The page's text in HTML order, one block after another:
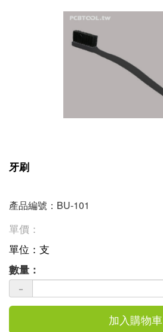
牙刷
產品編號：BU-101
單價：
單位：支
數量：
－
加入購物車